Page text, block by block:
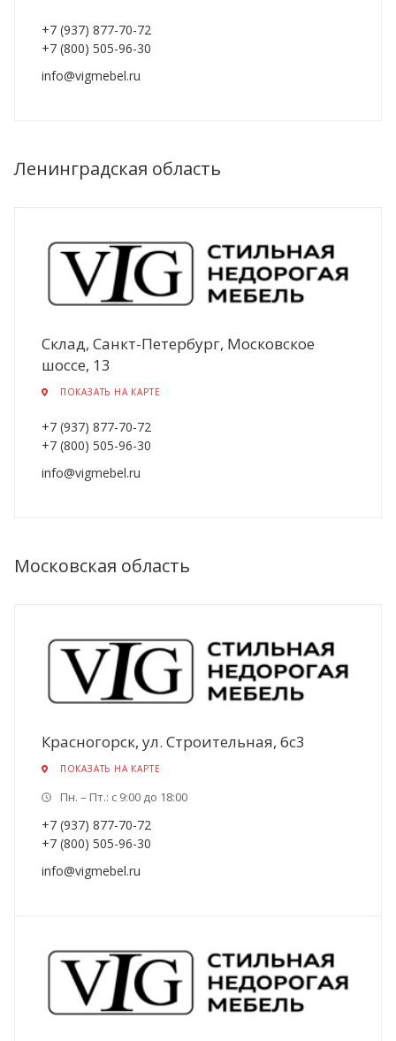
+7 (937) 877-70-72
+7 (800) 505-96-30
info@vigmebel.ru
Ленинградская область
Склад, Санкт-Петербург, Московское
шоссе, 13
ПОКАЗАТЬ НА КАРТЕ
+7 (937) 877-70-72
+7 (800) 505-96-30
info@vigmebel.ru
Московская область
Красногорск, ул. Строительная, 6с3
ПОКАЗАТЬ НА КАРТЕ
Пн. – Пт.: с 9:00 до 18:00
+7 (937) 877-70-72
+7 (800) 505-96-30
info@vigmebel.ru